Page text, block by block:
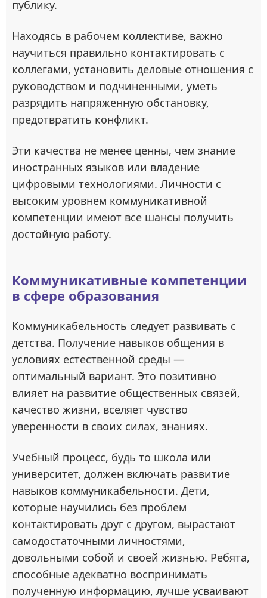
публику.
Находясь в рабочем коллективе, важно
научиться правильно контактировать с
коллегами, установить деловые отношения с
руководством и подчиненными, уметь
разрядить напряженную обстановку,
предотвратить конфликт.
Эти качества не менее ценны, чем знание
иностранных языков или владение
цифровыми технологиями. Личности с
высоким уровнем коммуникативной
компетенции имеют все шансы получить
достойную работу.
Коммуникативные компетенции
в сфере образования
Коммуникабельность следует развивать с
детства. Получение навыков общения в
условиях естественной среды —
оптимальный вариант. Это позитивно
влияет на развитие общественных связей,
качество жизни, вселяет чувство
уверенности в своих силах, знаниях.
Учебный процесс, будь то школа или
университет, должен включать развитие
навыков коммуникабельности. Дети,
которые научились без проблем
контактировать друг с другом, вырастают
самодостаточными личностями,
довольными собой и своей жизнью. Ребята,
способные адекватно воспринимать
полученную информацию, лучше усваивают